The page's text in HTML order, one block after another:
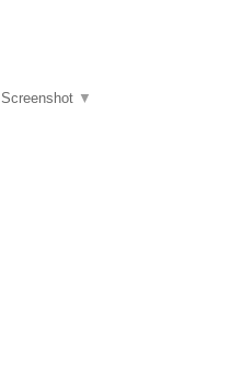
Screenshot ▼